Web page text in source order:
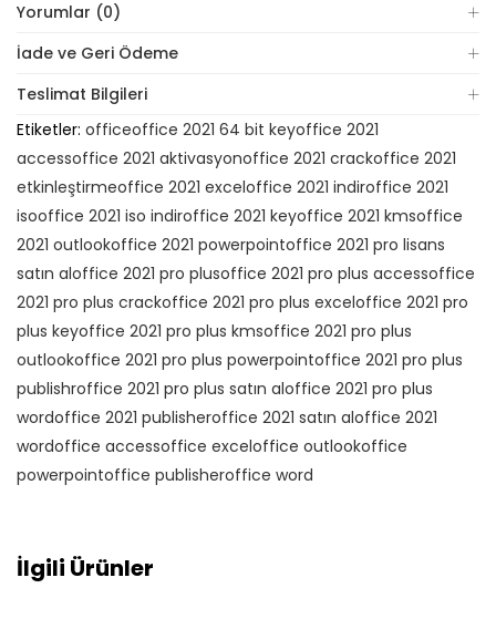
Yorumlar (0)
İade ve Geri Ödeme
Teslimat Bilgileri
Etiketler: officeoffice 2021 64 bit keyoffice 2021
accessoffice 2021 aktivasyonoffice 2021 crackoffice 2021
etkinleştirmeoffice 2021 exceloffice 2021 indiroffice 2021
isooffice 2021 iso indiroffice 2021 keyoffice 2021 kmsoffice
2021 outlookoffice 2021 powerpointoffice 2021 pro lisans
satın aloffice 2021 pro plusoffice 2021 pro plus accessoffice
2021 pro plus crackoffice 2021 pro plus exceloffice 2021 pro
plus keyoffice 2021 pro plus kmsoffice 2021 pro plus
outlookoffice 2021 pro plus powerpointoffice 2021 pro plus
publishroffice 2021 pro plus satın aloffice 2021 pro plus
wordoffice 2021 publisheroffice 2021 satın aloffice 2021
wordoffice accessoffice exceloffice outlookoffice
powerpointoffice publisheroffice word
İlgili Ürünler